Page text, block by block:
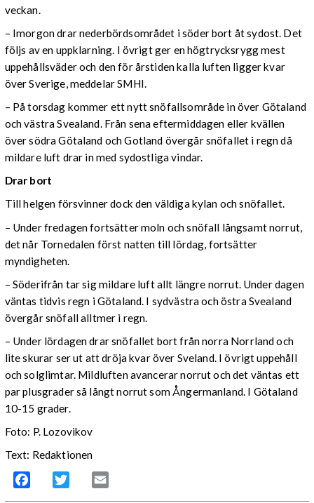
veckan.
– Imorgon drar nederbördsområdet i söder bort åt sydost. Det
följs av en uppklarning. I övrigt ger en högtrycksrygg mest
uppehållsväder och den för årstiden kalla luften ligger kvar
över Sverige, meddelar SMHI.
– På torsdag kommer ett nytt snöfallsområde in över Götaland
och västra Svealand. Från sena eftermiddagen eller kvällen
över södra Götaland och Gotland övergår snöfallet i regn då
mildare luft drar in med sydostliga vindar.
Drar bort
Till helgen försvinner dock den väldiga kylan och snöfallet.
– Under fredagen fortsätter moln och snöfall långsamt norrut,
det når Tornedalen först natten till lördag, fortsätter
myndigheten.
– Söderifrån tar sig mildare luft allt längre norrut. Under dagen
väntas tidvis regn i Götaland. I sydvästra och östra Svealand
övergår snöfall alltmer i regn.
– Under lördagen drar snöfallet bort från norra Norrland och
lite skurar ser ut att dröja kvar över Sveland. I övrigt uppehåll
och solglimtar. Mildluften avancerar norrut och det väntas ett
par plusgrader så långt norrut som Ångermanland. I Götaland
10-15 grader.
Foto: P. Lozovikov
Text: Redaktionen
Facebook Twitter